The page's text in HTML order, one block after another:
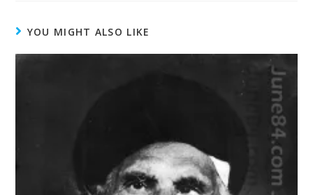
YOU MIGHT ALSO LIKE